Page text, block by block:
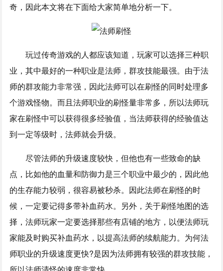
奇，因此本文将在下面给大家简单地分析一下。
玩过传奇游戏的人都应该知道，玩家可以选择三种职
业，其中最好的一种职业是法师，群攻技能最强。由于法
师的群攻能力非常强，因此法师可以在刷怪的同时处理多
个游戏怪物。而且法师职业的刷怪量非常多，所以法师玩
家在刷怪中可以获得很多经验值，当法师获得的经验值达
到一定等级时，法师就会升级。
尽管法师的升级速度较快，但他也有一些致命的缺
点，比如他的血量和防御力是三个职业中最少的，因此他
的生存能力较弱，很容易被秒杀。因此法师在刷怪的时
候，一定要记得多带补血药水。另外，关于刷怪地图的选
择，法师玩家一定要选择那些有店铺的地方，以便法师玩
家能及时购买补血药水，以提高法师的续航能力。为何法
师职业的升级速度更快?是因为法师拥有较强的群攻技能，